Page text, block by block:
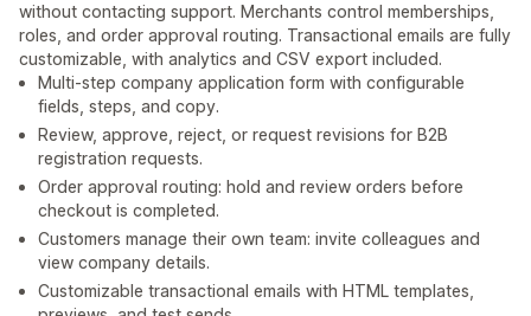
without contacting support. Merchants control memberships,
roles, and order approval routing. Transactional emails are fully
customizable, with analytics and CSV export included.
Multi-step company application form with configurable
fields, steps, and copy.
Review, approve, reject, or request revisions for B2B
registration requests.
Order approval routing: hold and review orders before
checkout is completed.
Customers manage their own team: invite colleagues and
view company details.
Customizable transactional emails with HTML templates,